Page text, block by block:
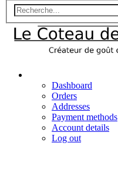
Dashboard
Orders
Addresses
Payment methods
Account details
Log out